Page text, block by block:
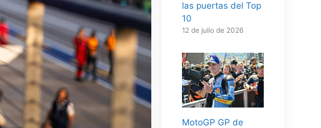
las puertas del Top
10
12 de julio de 2026
MotoGP GP de